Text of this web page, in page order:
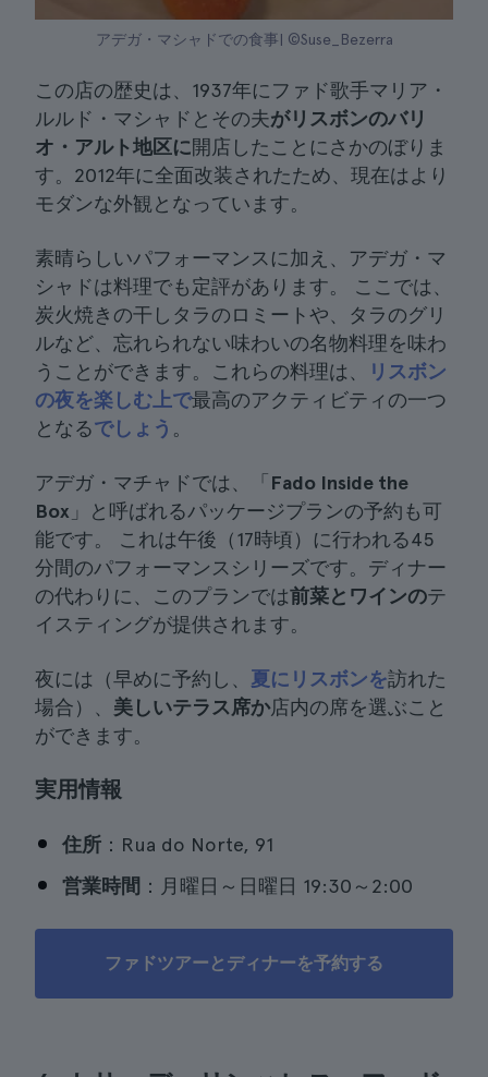
アデガ・マシャドでの食事| ©Suse_Bezerra
この店の歴史は、1937年にファド歌手マリア・
ルルド・マシャドとその夫がリスボンのバリ
オ・アルト地区に開店したことにさかのぼりま
す。2012年に全面改装されたため、現在はより
モダンな外観となっています。
素晴らしいパフォーマンスに加え、アデガ・マ
シャドは料理でも定評があります。 ここでは、
炭火焼きの干しタラのロミートや、タラのグリ
ルなど、忘れられない味わいの名物料理を味わ
うことができます。これらの料理は、
リスボン
の夜を楽しむ上で最高のアクティビティの一つ
となるでしょう 。
アデガ・マチャドでは、「 Fado Inside the
Box 」と呼ばれるパッケージプランの予約も可
能です。 これは午後（17時頃）に行われる45
分間のパフォーマンスシリーズです。ディナー
の代わりに、このプランでは前菜とワインのテ
イスティングが提供されます。
夜には（早めに予約し、 夏にリスボンを訪れた
場合）、 美しいテラス席か店内の席を選ぶこと
ができます。
実用情報
住所 ：Rua do Norte, 91
営業時間 ：月曜日～日曜日 19:30～2:00
ファドツアーとディナーを予約する